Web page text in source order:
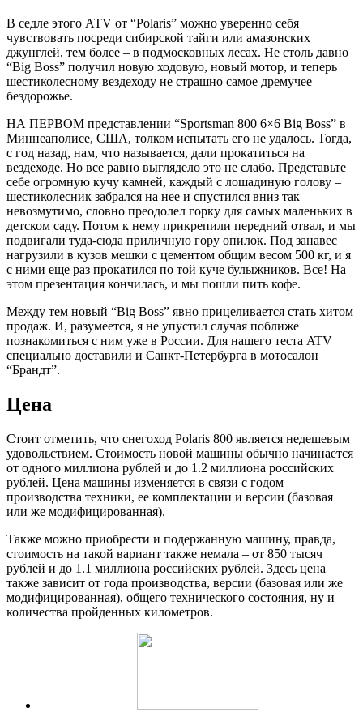
В седле этого АТV от “Polaris” можно уверенно себя
чувствовать посреди сибирской тайги или амазонских
джунглей, тем более – в подмосковных лесах. Не столь давно
“Big Boss” получил новую ходовую, новый мотор, и теперь
шестиколесному вездеходу не страшно самое дремучее
бездорожье.
НА ПЕРВОМ представлении “Sportsman 800 6×6 Big Boss” в
Миннеаполисе, США, толком испытать его не удалось. Тогда,
с год назад, нам, что называется, дали прокатиться на
вездеходе. Но все равно выглядело это не слабо. Представьте
себе огромную кучу камней, каждый с лошадиную голову –
шестиколесник забрался на нее и спустился вниз так
невозмутимо, словно преодолел горку для самых маленьких в
детском саду. Потом к нему прикрепили передний отвал, и мы
подвигали туда-сюда приличную гору опилок. Под занавес
нагрузили в кузов мешки с цементом общим весом 500 кг, и я
с ними еще раз прокатился по той куче булыжников. Все! На
этом презентация кончилась, и мы пошли пить кофе.
Между тем новый “Big Boss” явно прицеливается стать хитом
продаж. И, разумеется, я не упустил случая поближе
познакомиться с ним уже в России. Для нашего теста ATV
специально доставили и Санкт-Петербурга в мотосалон
“Брандт”.
Цена
Стоит отметить, что снегоход Polaris 800 является недешевым
удовольствием. Стоимость новой машины обычно начинается
от одного миллиона рублей и до 1.2 миллиона российских
рублей. Цена машины изменяется в связи с годом
производства техники, ее комплектации и версии (базовая
или же модифицированная).
Также можно приобрести и подержанную машину, правда,
стоимость на такой вариант также немала – от 850 тысяч
рублей и до 1.1 миллиона российских рублей. Здесь цена
также зависит от года производства, версии (базовая или же
модифицированная), общего технического состояния, ну и
количества пройденных километров.